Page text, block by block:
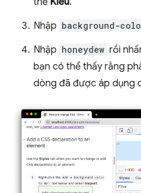
Nhập background-
Nhập honeydew rồi
bạn có thể thấy rằng
dòng đã được áp dụng